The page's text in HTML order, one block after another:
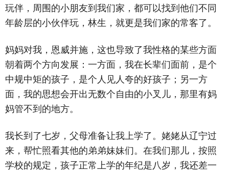
玩伴，周围的小朋友到我们家，都可以找到他们不同
年龄层的小伙伴玩，林生，就更是我们家的常客了。
妈妈对我，恩威并施，这也导致了我性格的某些方面
朝着两个方向发展：一方面，我在长辈们面前，是个
中规中矩的孩子，是个人见人夸的好孩子；另一方
面，我的思想会开出无数个自由的小叉儿，那里有妈
妈管不到的地方。
我长到了七岁，父母准备让我上学了。姥姥从辽宁过
来，帮忙照看其他的弟弟妹妹们。在我们那儿，按照
学校的规定，孩子正常上学的年纪是八岁，我还差一